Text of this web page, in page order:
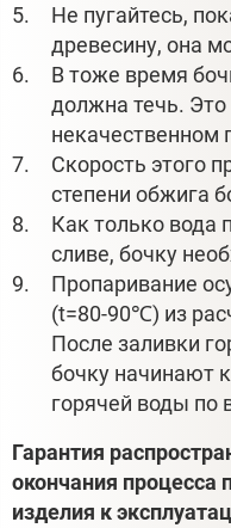
Не пугайтесь,
древесину, она
В тоже время
должна течь. Это
некачественном
Скорость этого
степени обжига
Как только вода
сливе, бочку
Пропаривание
(t=80-90℃) из
После заливки
бочку начинают
горячей воды по
Гарантия
окончания процесса
изделия к